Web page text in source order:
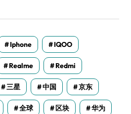
Iphone IQOO
Realme Redmi
三星 中国 京东
全球 区块 华为